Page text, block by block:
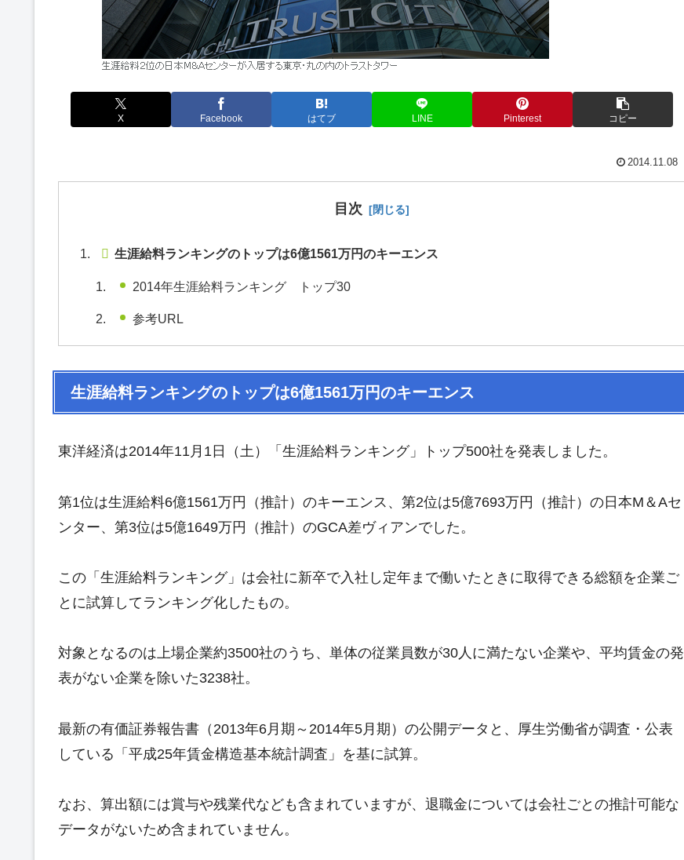
X Facebook はてブ LINE Pinterest コピー
2014.11.08
目次
生涯給料ランキングのトップは6億1561万円のキーエンス
2014年生涯給料ランキング トップ30
参考URL
生涯給料ランキングのトップは6億1561万円のキーエンス
東洋経済は2014年11月1日（土）「生涯給料ランキング」トップ500社を発表しました。
第1位は生涯給料6億1561万円（推計）のキーエンス、第2位は5億7693万円（推計）の日本M＆Aセ
ンター、第3位は5億1649万円（推計）のGCA差ヴィアンでした。
この「生涯給料ランキング」は会社に新卒で入社し定年まで働いたときに取得できる総額を企業ご
とに試算してランキング化したもの。
対象となるのは上場企業約3500社のうち、単体の従業員数が30人に満たない企業や、平均賃金の発
表がない企業を除いた3238社。
最新の有価証券報告書（2013年6月期～2014年5月期）の公開データと、厚生労働省が調査・公表
している「平成25年賃金構造基本統計調査」を基に試算。
なお、算出額には賞与や残業代なども含まれていますが、退職金については会社ごとの推計可能な
データがないため含まれていません。